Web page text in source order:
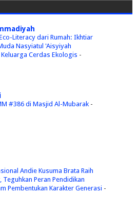
Literacy dari Rumah: Ikhtiar
Nasyiatul 'Aisyiyah
Cerdas Ekologis -
#386 di Masjid Al-Mubarak -
Andie Kusuma Brata Raih
Teguhkan Peran Pendidikan
Pembentukan Karakter Generasi -